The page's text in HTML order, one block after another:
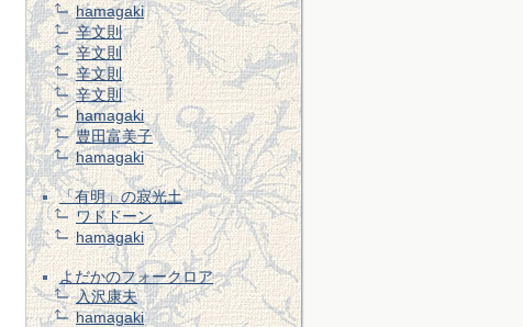
hamagaki
辛文則
辛文則
辛文則
辛文則
hamagaki
豊田富美子
hamagaki
「有明」の寂光土
ワドドーン
hamagaki
よだかのフォークロア
入沢康夫
hamagaki